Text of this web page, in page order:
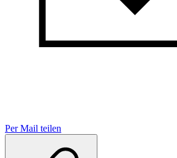
Per Mail teilen